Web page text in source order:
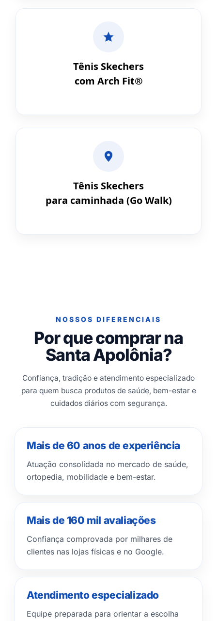
Tênis Skechers
com Arch Fit®
Tênis Skechers
para caminhada (Go Walk)
NOSSOS DIFERENCIAIS
Por que comprar na
Santa Apolônia?
Confiança, tradição e atendimento especializado
para quem busca produtos de saúde, bem-estar e
cuidados diários com segurança.
Mais de 60 anos de experiência
Atuação consolidada no mercado de saúde,
ortopedia, mobilidade e bem-estar.
Mais de 160 mil avaliações
Confiança comprovada por milhares de
clientes nas lojas físicas e no Google.
Atendimento especializado
Equipe preparada para orientar a escolha